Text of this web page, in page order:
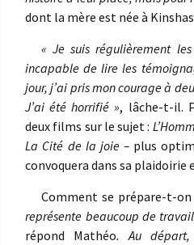
dont la mère est née à
« Je suis régulièrement
incapable de lire les
jour, j’ai pris mon courage à
J’ai été horrifié », lâche-t-il.
deux films sur le sujet :
La Cité de la joie – plus
convoquera dans sa plaidoirie
Comment se prépare-t-
représente beaucoup de
répond Mathéo. Au départ,